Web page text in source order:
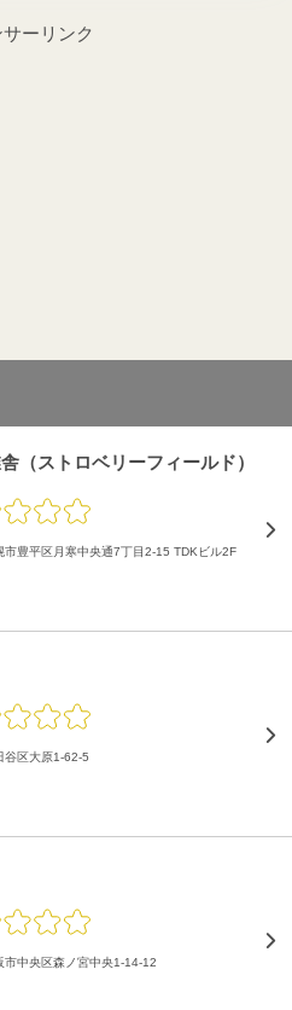
ーリンク
（ストロベリーフィールド）
市豊平区月寒中央通7丁目2-15 TDKビル2F
谷区大原1-62-5
市中央区森ノ宮中央1-14-12